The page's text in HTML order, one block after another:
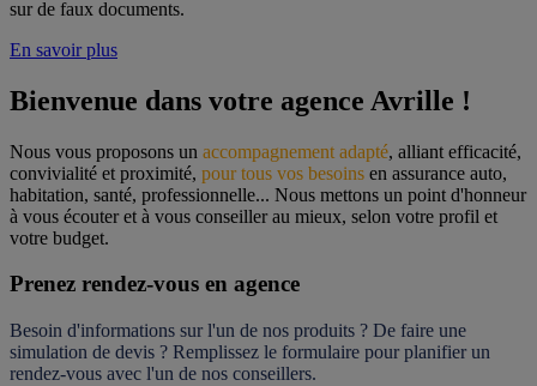
sur de faux documents.
En savoir plus
Bienvenue dans votre agence Avrille !
Nous vous proposons un accompagnement adapté, alliant efficacité,
convivialité et proximité, pour tous vos besoins en assurance auto,
habitation, santé, professionnelle... Nous mettons un point d'honneur
à vous écouter et à vous conseiller au mieux, selon votre profil et
votre budget.
Prenez rendez-vous en agence
Besoin d'informations sur l'un de nos produits ? De faire une
simulation de devis ? Remplissez le formulaire pour planifier un
rendez-vous avec l'un de nos conseillers.